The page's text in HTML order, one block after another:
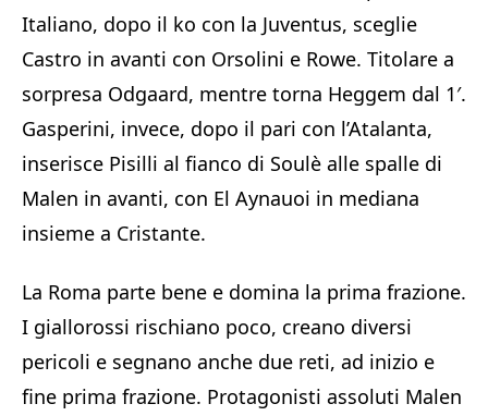
Italiano, dopo il ko con la Juventus, sceglie
Castro in avanti con Orsolini e Rowe. Titolare a
sorpresa Odgaard, mentre torna Heggem dal 1′.
Gasperini, invece, dopo il pari con l’Atalanta,
inserisce Pisilli al fianco di Soulè alle spalle di
Malen in avanti, con El Aynauoi in mediana
insieme a Cristante.
La Roma parte bene e domina la prima frazione.
I giallorossi rischiano poco, creano diversi
pericoli e segnano anche due reti, ad inizio e
fine prima frazione. Protagonisti assoluti Malen